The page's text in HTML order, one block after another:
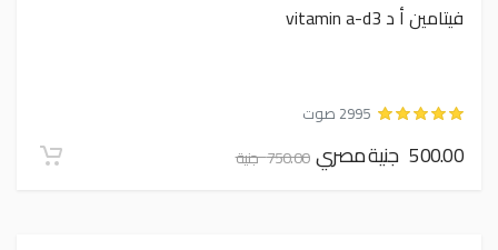
فيتامين أ د vitamin a-d3
2995 صوت
500.00 جنية مصري 750.00 جنية